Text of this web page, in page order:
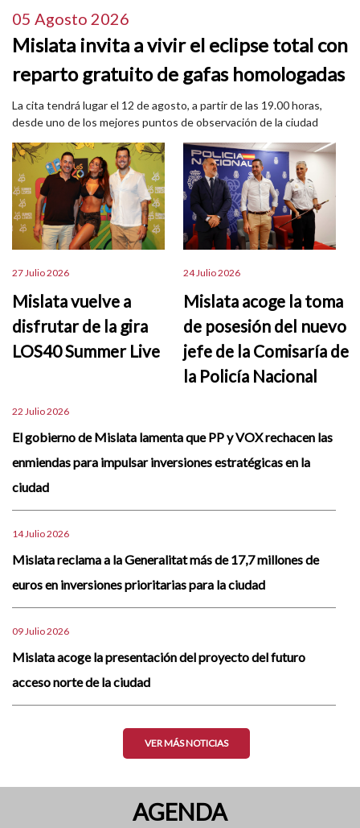
05 Agosto 2026
Mislata invita a vivir el eclipse total con
reparto gratuito de gafas homologadas
La cita tendrá lugar el 12 de agosto, a partir de las 19.00 horas,
desde uno de los mejores puntos de observación de la ciudad
27 Julio 2026
Mislata vuelve a
disfrutar de la gira
LOS40 Summer Live
24 Julio 2026
Mislata acoge la toma
de posesión del nuevo
jefe de la Comisaría de
la Policía Nacional
22 Julio 2026
El gobierno de Mislata lamenta que PP y VOX rechacen las
enmiendas para impulsar inversiones estratégicas en la
ciudad
14 Julio 2026
Mislata reclama a la Generalitat más de 17,7 millones de
euros en inversiones prioritarias para la ciudad
09 Julio 2026
Mislata acoge la presentación del proyecto del futuro
acceso norte de la ciudad
VER MÁS NOTICIAS
AGENDA